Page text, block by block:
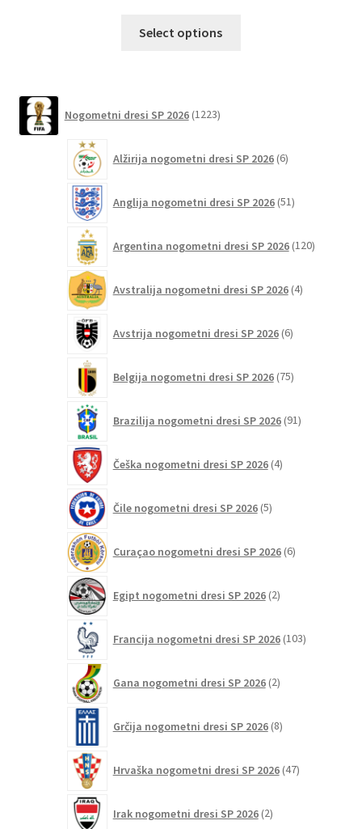
Select options
izberete
strani
Nogometni dresi SP 2026 1223izdelkov
Alžirija nogometni dresi SP 2026 6izdelkov
Anglija nogometni dresi SP 2026 51izdelkov
Argentina nogometni dresi SP 2026 120izdelkov
Avstralija nogometni dresi SP 2026 4izdelki
Avstrija nogometni dresi SP 2026 6izdelkov
Belgija nogometni dresi SP 2026 75izdelkov
Brazilija nogometni dresi SP 2026 91izdelkov
Češka nogometni dresi SP 2026 4izdelki
Čile nogometni dresi SP 2026 5izdelkov
Curaçao nogometni dresi SP 2026 6izdelkov
Egipt nogometni dresi SP 2026 2izdelka
Francija nogometni dresi SP 2026 103izdelki
Gana nogometni dresi SP 2026 2izdelka
Grčija nogometni dresi SP 2026 8izdelkov
Hrvaška nogometni dresi SP 2026 47izdelkov
Irak nogometni dresi SP 2026 2izdelka